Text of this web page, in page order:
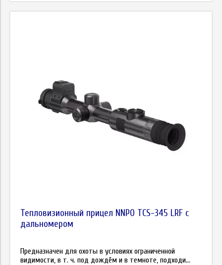
Тепловизионный прицел NNPO TСS-345 LRF с
дальномером
Предназначен для охоты в условиях ограниченной
видимости, в т. ч. под дождём и в темноте, подходи...